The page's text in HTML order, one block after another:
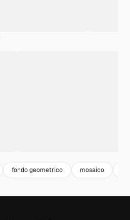
fondo geometrico mosaico